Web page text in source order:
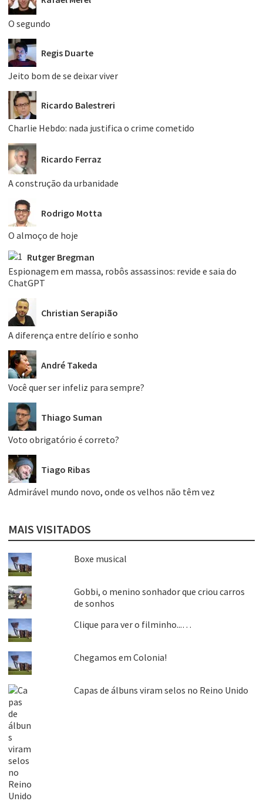
O segundo
Regis Duarte
Jeito bom de se deixar viver
Ricardo Balestreri
Charlie Hebdo: nada justifica o crime cometido
Ricardo Ferraz
A construção da urbanidade
Rodrigo Motta
O almoço de hoje
Rutger Bregman
Espionagem em massa, robôs assassinos: revide e saia do
ChatGPT
Christian Serapião
A diferença entre delírio e sonho
André Takeda
Você quer ser infeliz para sempre?
Thiago Suman
Voto obrigatório é correto?
Tiago Ribas
Admirável mundo novo, onde os velhos não têm vez
MAIS VISITADOS
Boxe musical
Gobbi, o menino sonhador que criou carros
de sonhos
Clique para ver o filminho...…
Chegamos em Colonia!
Capas de álbuns viram selos no Reino Unido